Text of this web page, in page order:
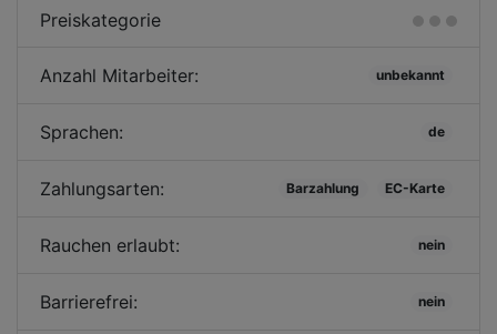
Preiskategorie
Anzahl Mitarbeiter: unbekannt
Sprachen: de
Zahlungsarten: Barzahlung EC-Karte
Rauchen erlaubt: nein
Barrierefrei: nein